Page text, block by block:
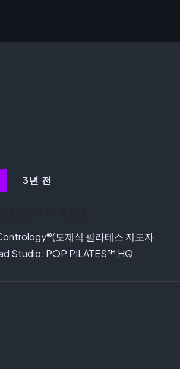
3년 전
도제식 필라테스 지도자
Studio: POP PILATES™ HQ